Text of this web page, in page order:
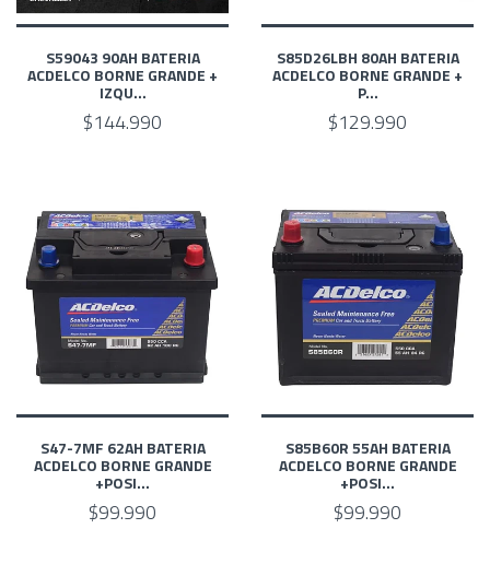
S59043 90AH BATERIA
ACDELCO BORNE GRANDE +
IZQU...
$144.990
S85D26LBH 80AH BATERIA
ACDELCO BORNE GRANDE +
P...
$129.990
S47-7MF 62AH BATERIA
ACDELCO BORNE GRANDE
+POSI...
$99.990
S85B60R 55AH BATERIA
ACDELCO BORNE GRANDE
+POSI...
$99.990